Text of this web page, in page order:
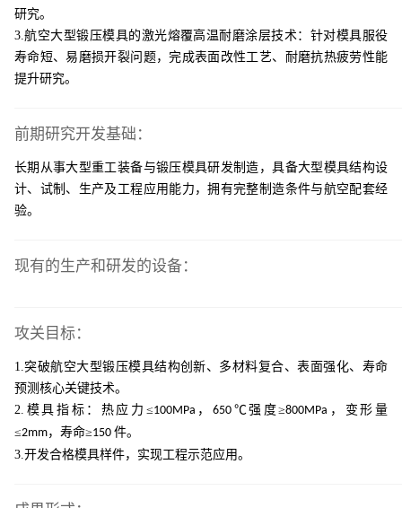
研究。
3.航空大型锻压模具的激光熔覆高温耐磨涂层技术：针对模具服役
寿命短、易磨损开裂问题，完成表面改性工艺、耐磨抗热疲劳性能
提升研究。
前期研究开发基础：
长期从事大型重工装备与锻压模具研发制造，具备大型模具结构设
计、试制、生产及工程应用能力，拥有完整制造条件与航空配套经
验。
现有的生产和研发的设备：
攻关目标：
1.突破航空大型锻压模具结构创新、多材料复合、表面强化、寿命
预测核心关键技术。
2.模具指标：热应力 ≤100MPa ， 650℃强度≥800MPa ，变形量
≤2mm，寿命≥150 件。
3.开发合格模具样件，实现工程示范应用。